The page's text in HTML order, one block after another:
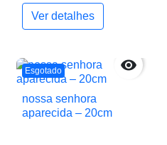
Ver detalhes
Esgotado 
nossa senhora
aparecida – 20cm